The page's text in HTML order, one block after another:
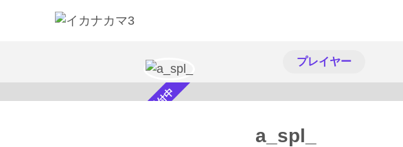
プレイヤー
スカウト受付中 a_spl_